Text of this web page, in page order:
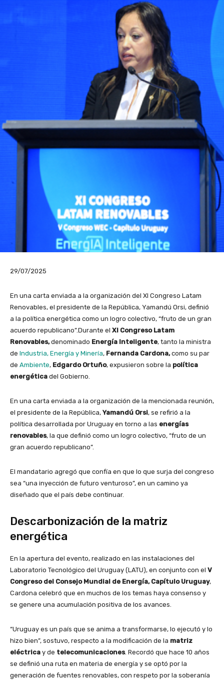
29/07/2025
En una carta enviada a la organización del XI Congreso Latam
Renovables, el presidente de la República, Yamandú Orsi, definió
a la política energética como un logro colectivo, “fruto de un gran
acuerdo republicano”.Durante el XI Congreso Latam
Renovables,denominado Energía Inteligente, tanto la ministra
de Industria, Energía y Minería, Fernanda Cardona,como su par
de Ambiente, Edgardo Ortuño, expusieron sobre la política
energética del Gobierno.
En una carta enviada a la organización de la mencionada reunión,
el presidente de la República, Yamandú Orsi, se refirió a la
política desarrollada por Uruguay en torno a las energías
renovables, la que definió como un logro colectivo, “fruto de un
gran acuerdo republicano”.
El mandatario agregó que confía en que lo que surja del congreso
sea “una inyección de futuro venturoso”, en un camino ya
diseñado que el país debe continuar.
Descarbonización de la matriz
energética
En la apertura del evento, realizado en las instalaciones del
Laboratorio Tecnológico del Uruguay (LATU), en conjunto con el V
Congreso del Consejo Mundial de Energía, Capítulo Uruguay,
Cardona celebró que en muchos de los temas haya consenso y
se genere una acumulación positiva de los avances.
“Uruguay es un país que se anima a transformarse, lo ejecutó y lo
hizo bien”, sostuvo, respecto a la modificación de la matriz
eléctrica y de telecomunicaciones. Recordó que hace 10 años
se definió una ruta en materia de energía y se optó por la
generación de fuentes renovables, con respeto por la soberanía